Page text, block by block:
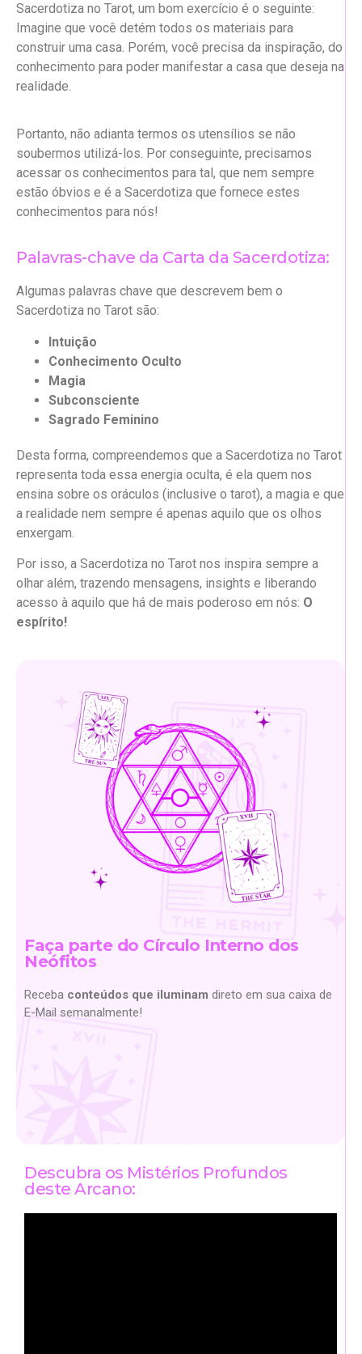
Sacerdotiza no Tarot, um bom exercício é o seguinte:
Imagine que você detém todos os materiais para
construir uma casa. Porém, você precisa da inspiração, do
conhecimento para poder manifestar a casa que deseja na
realidade.
Portanto, não adianta termos os utensílios se não
soubermos utilizá-los. Por conseguinte, precisamos
acessar os conhecimentos para tal, que nem sempre
estão óbvios e é a Sacerdotiza que fornece estes
conhecimentos para nós!
Palavras-chave da Carta da Sacerdotiza:
Algumas palavras chave que descrevem bem o
Sacerdotiza no Tarot são:
Intuição
Conhecimento Oculto
Magia
Subconsciente
Sagrado Feminino
Desta forma, compreendemos que a Sacerdotiza no Tarot
representa toda essa energia oculta, é ela quem nos
ensina sobre os oráculos (inclusive o tarot), a magia e que
a realidade nem sempre é apenas aquilo que os olhos
enxergam.
Por isso, a Sacerdotiza no Tarot nos inspira sempre a
olhar além, trazendo mensagens, insights e liberando
acesso à aquilo que há de mais poderoso em nós: O
espírito!
Faça parte do Círculo Interno dos
Neófitos
Receba conteúdos que iluminam direto em sua caixa de
E-Mail semanalmente!
Descubra os Mistérios Profundos
deste Arcano: